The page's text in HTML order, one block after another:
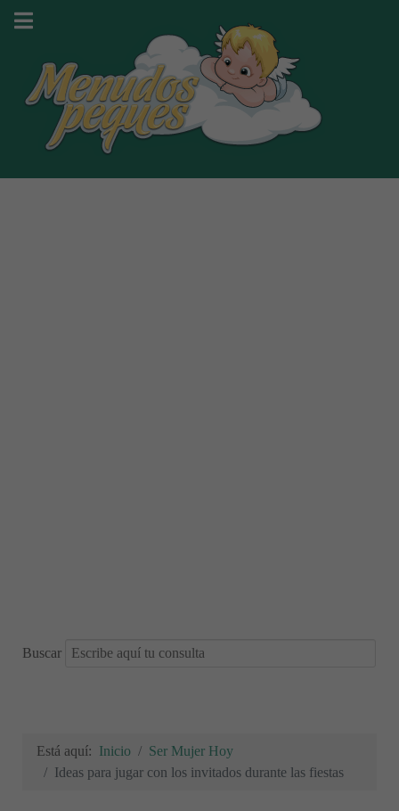
Buscar
Está aquí: Inicio
Ser Mujer Hoy
Ideas para jugar con los invitados durante las fiestas